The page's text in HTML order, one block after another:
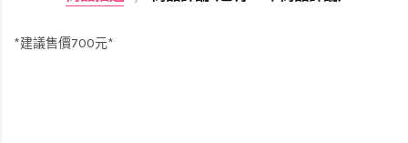
*建議售價700元*